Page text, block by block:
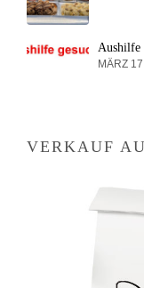
Aushilfe
MÄRZ
VERKAUF